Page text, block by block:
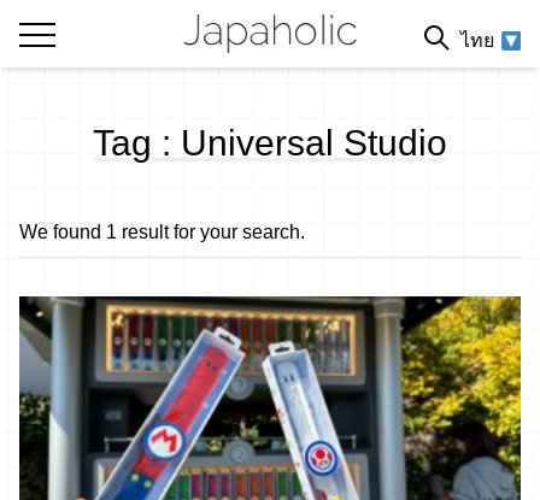
ไทย
Tag : Universal Studio
We found 1 result for your search.